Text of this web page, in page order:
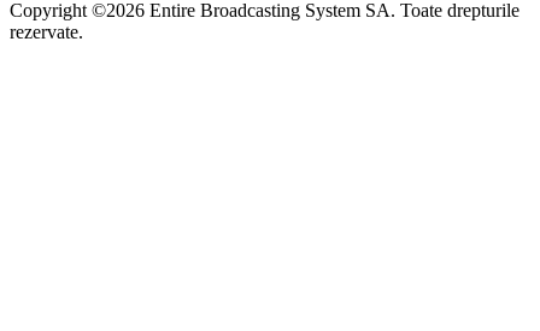
Copyright ©2026 Entire Broadcasting System SA. Toate drepturile
rezervate.